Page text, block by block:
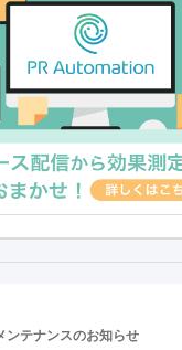
ンテナンスのお知らせ